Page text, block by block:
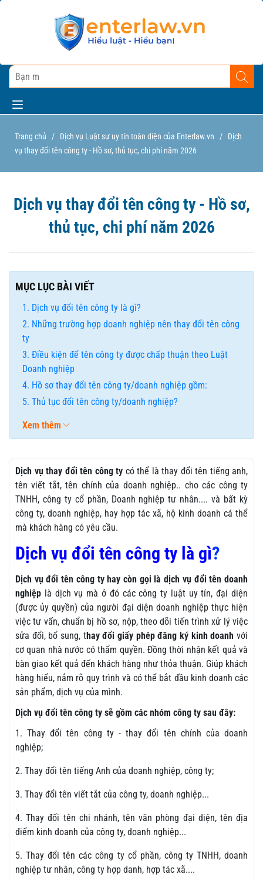
Trang chủ / Dịch vụ Luật sư uy tín toàn diện của Enterlaw.vn /
Dịch
vụ thay đổi tên công ty - Hồ sơ, thủ tục, chi phí năm 2026
Dịch vụ thay đổi tên công ty - Hồ sơ,
thủ tục, chi phí năm 2026
MỤC LỤC BÀI VIẾT
Dịch vụ đổi tên công ty là gì?
Những trường hợp doanh nghiệp nên thay đổi tên công
ty
Điều kiện để tên công ty được chấp thuận theo Luật
Doanh nghiệp
Hồ sơ thay đổi tên công ty/doanh nghiệp gồm:
Thủ tục đổi tên công ty/doanh nghiệp?
Xem thêm
Dịch vụ thay đổi tên công ty có thể là thay đổi tên tiếng anh,
tên viết tắt, tên chính của doanh nghiệp.. cho các công ty
TNHH, công ty cổ phần, Doanh nghiệp tư nhân.... và bất kỳ
công ty, doanh nghiệp, hay hợp tác xã, hộ kinh doanh cá thể
mà khách hàng có yêu cầu.
Dịch vụ đổi tên công ty là gì?
Dịch vụ đổi tên công ty hay còn gọi là dịch vụ đổi tên doanh
nghiệp là dịch vụ mà ở đó các công ty luật uy tín, đại diện
(được ủy quyền) của người đại diện doanh nghiệp thực hiện
việc tư vấn, chuẩn bị hồ sơ, nộp, theo dõi tiến trình xử lý việc
sửa đổi, bổ sung, thay đổi giấy phép đăng ký kinh doanh với
cơ quan nhà nước có thẩm quyền. Đồng thời nhận kết quả và
bàn giao kết quả đến khách hàng như thỏa thuận. Giúp khách
hàng hiểu, nắm rõ quy trình và có thể bắt đầu kinh doanh các
sản phẩm, dịch vụ của mình.
Dịch vụ đổi tên công ty sẽ gồm các nhóm công ty sau đây:
1. Thay đổi tên công ty - thay đổi tên chính của doanh
nghiệp;
2. Thay đổi tên tiếng Anh của doanh nghiệp, công ty;
3. Thay đổi tên viết tắt của công ty, doanh nghiệp...
4. Thay đổi tên chi nhánh, tên văn phòng đại diện, tên địa
điểm kinh doanh của công ty, doanh nghiệp...
5. Thay đổi tên các công ty cổ phần, công ty TNHH, doanh
nghiệp tư nhân, công ty hợp danh, hợp tác xã....